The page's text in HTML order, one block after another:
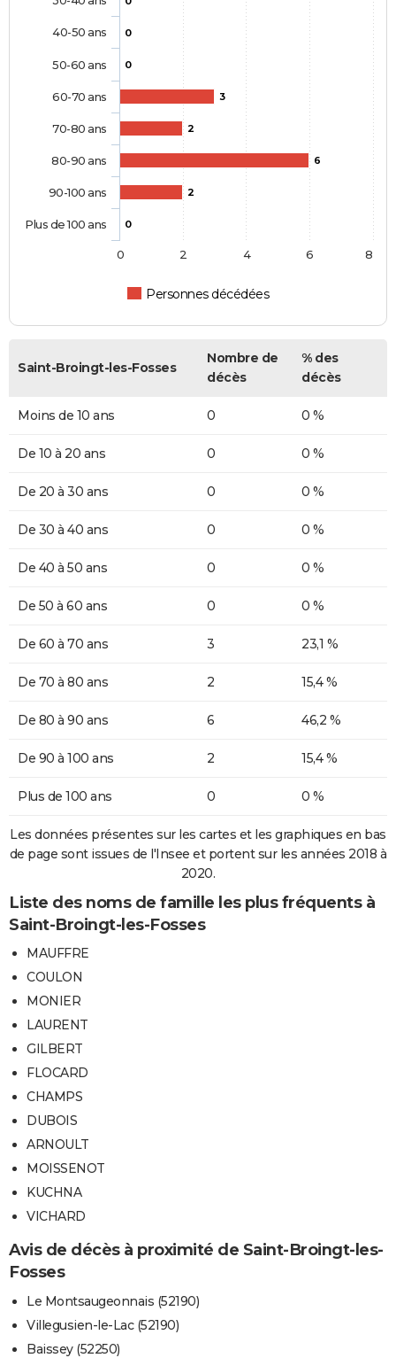
0
0
3
2
6
2
0
Personnes décédées
40-50 ans
50-60 ans
60-70 ans
70-80 ans
80-90 ans
90-100 ans
Plus de 100 ans
0 2 4 6 8
Saint-Broingt-les-Fosses
Nombre de
décès
% des
décès
Moins de 10 ans 0 0 %
De 10 à 20 ans 0 0 %
De 20 à 30 ans 0 0 %
De 30 à 40 ans 0 0 %
De 40 à 50 ans 0 0 %
De 50 à 60 ans 0 0 %
De 60 à 70 ans 3 23,1 %
De 70 à 80 ans 2 15,4 %
De 80 à 90 ans 6 46,2 %
De 90 à 100 ans 2 15,4 %
Plus de 100 ans 0 0 %
Les données présentes sur les cartes et les graphiques en bas
de page sont issues de l'Insee et portent sur les années 2018 à
2020.
Liste des noms de famille les plus fréquents à
Saint-Broingt-les-Fosses
MAUFFRE
COULON
MONIER
LAURENT
GILBERT
FLOCARD
CHAMPS
DUBOIS
ARNOULT
MOISSENOT
KUCHNA
VICHARD
Avis de décès à proximité de Saint-Broingt-les-
Fosses
Le Montsaugeonnais (52190)
Villegusien-le-Lac (52190)
Baissey (52250)